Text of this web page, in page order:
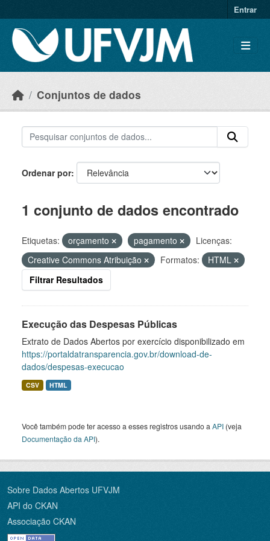
Entrar
Conjuntos de dados
Ordenar por
1 conjunto de dados encontrado
Etiquetas: orçamento pagamento
Licenças:
Creative Commons Atribuição
Formatos:
HTML
Filtrar Resultados
Execução das Despesas Públicas
Extrato de Dados Abertos por exercício disponibilizado em
https://portaldatransparencia.gov.br/download-de-
dados/despesas-execucao
CSV HTML
Você também pode ter acesso a esses registros usando a API (veja
Documentação da API).
Sobre Dados Abertos UFVJM
API do CKAN
Associação CKAN